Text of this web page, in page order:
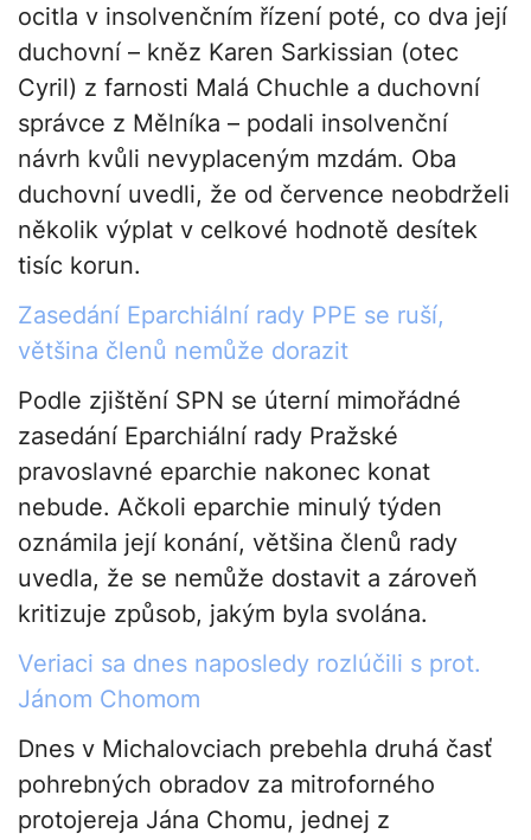
ocitla v insolvenčním řízení poté, co dva její
duchovní – kněz Karen Sarkissian (otec
Cyril) z farnosti Malá Chuchle a duchovní
správce z Mělníka – podali insolvenční
návrh kvůli nevyplaceným mzdám. Oba
duchovní uvedli, že od července neobdrželi
několik výplat v celkové hodnotě desítek
tisíc korun.
Zasedání Eparchiální rady PPE se ruší,
většina členů nemůže dorazit
Podle zjištění SPN se úterní mimořádné
zasedání Eparchiální rady Pražské
pravoslavné eparchie nakonec konat
nebude. Ačkoli eparchie minulý týden
oznámila její konání, většina členů rady
uvedla, že se nemůže dostavit a zároveň
kritizuje způsob, jakým byla svolána.
Veriaci sa dnes naposledy rozlúčili s prot.
Jánom Chomom
Dnes v Michalovciach prebehla druhá časť
pohrebných obradov za mitroforného
protojereja Jána Chomu, jednej z